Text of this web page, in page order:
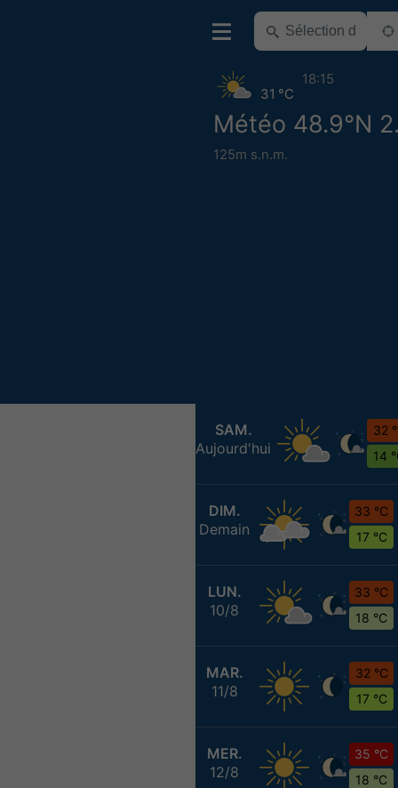
Météo 48.9°N
125m s.n.m.
31 °C
18:15
SAM.
Aujourd'hui
32
14
DIM.
Demain
33 °C
17 °C
LUN.
10/8
33 °C
18 °C
MAR.
11/8
32 °C
17 °C
MER.
12/8
35 °C
18 °C